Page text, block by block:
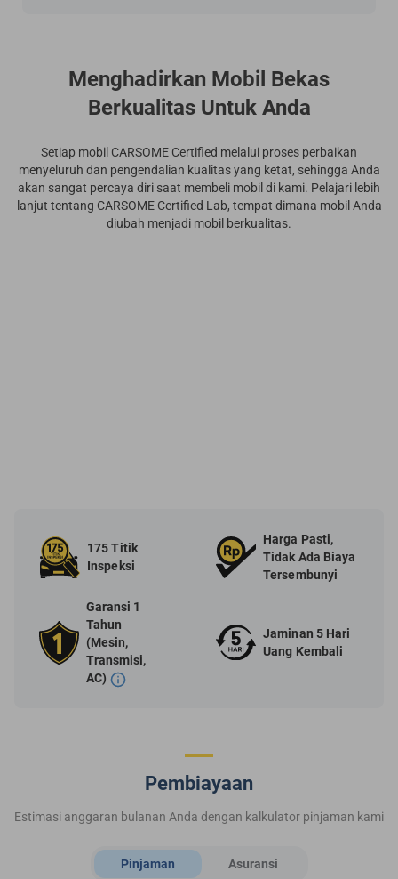
Menghadirkan Mobil Bekas
Berkualitas Untuk Anda
Setiap mobil CARSOME Certified melalui proses perbaikan
menyeluruh dan pengendalian kualitas yang ketat, sehingga Anda
akan sangat percaya diri saat membeli mobil di kami. Pelajari lebih
lanjut tentang CARSOME Certified Lab, tempat dimana mobil Anda
diubah menjadi mobil berkualitas.
175 Titik
Inspeksi
Harga Pasti,
Tidak Ada Biaya
Tersembunyi
Garansi 1
Tahun
(Mesin,
Transmisi,
AC)
Jaminan 5 Hari
Uang Kembali
Pembiayaan
Estimasi anggaran bulanan Anda dengan kalkulator pinjaman kami
Pinjaman Asuransi